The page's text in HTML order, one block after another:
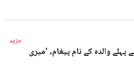
مزید
والدہ کے نام پیغام، ’میری